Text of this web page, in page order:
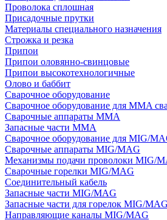
Проволока сплошная
Присадочные прутки
Материалы специального назначения
Строжка и резка
Припои
Припои оловянно-свинцовые
Припои высокотехнологичные
Олово и баббит
Сварочное оборудование
Сварочное оборудование для MMA
Сварочные аппараты MMA
Запасные части MMA
Сварочное оборудование для MIG/
Сварочные аппараты MIG/MAG
Механизмы подачи проволоки MIG/
Сварочные горелки MIG/MAG
Соединительный кабель
Запасные части MIG/MAG
Запасные части для горелок MIG/MAG
Направляющие каналы MIG/MAG